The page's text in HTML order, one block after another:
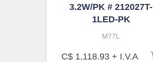
3.2W/PK # 212027T-
1LED-PK
M77L
C$ 1,118.93 + I.V.A